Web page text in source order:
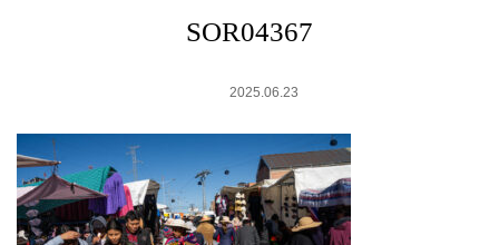
SOR04367
2025.06.23